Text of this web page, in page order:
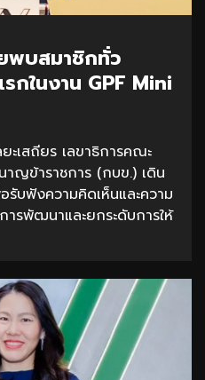
พบสมาชิกทั่ว
กในงาน GPF Mini
เสถียร เลขาธิการคณะ
าญข้าราชการ (กบข.) เดิน
รับฟังความคิดเห็นและความ
รพัฒนาและยกระดับการให้